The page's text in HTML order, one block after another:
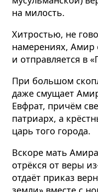
на милость.
Хитростью, не
намерениях, Амир
и отправляется в
При большом
даже смущает
Евфрат, причём
патриарх, а
царь того города.
Вскоре мать
отрёкся от веры
отдаёт приказ